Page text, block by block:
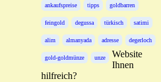
ankaufspreise tipps goldbarren
feingold degussa türkisch satimi
alim almanyada adresse degerloch
gold-goldmünze unze
Website
Ihnen
hilfreich?